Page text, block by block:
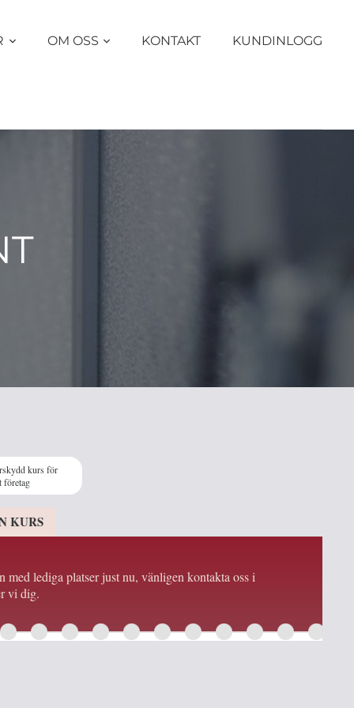
OM OSS KONTAKT KUNDINLOGG
kurs för
företag
KURS
lediga platser just nu, vänligen kontakta oss i
vi dig.